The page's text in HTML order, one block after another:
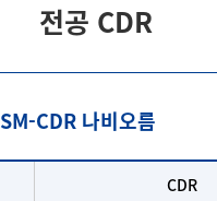
전공 CDR
SM-CDR 나비오름
CDR